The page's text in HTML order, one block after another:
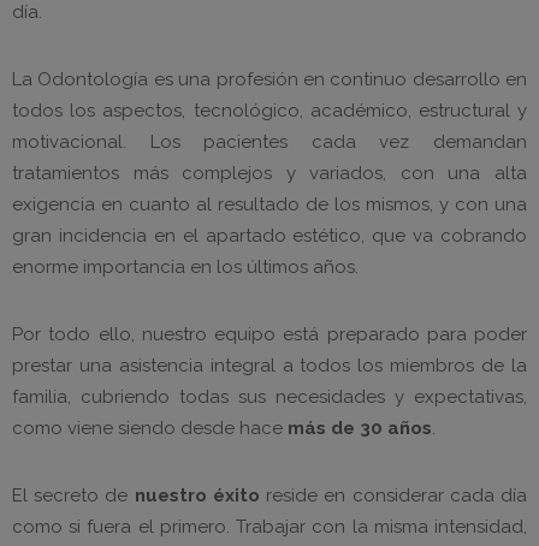
día.
La Odontología es una profesión en continuo desarrollo en
todos los aspectos, tecnológico, académico, estructural y
motivacional. Los pacientes cada vez demandan
tratamientos más complejos y variados, con una alta
exigencia en cuanto al resultado de los mismos, y con una
gran incidencia en el apartado estético, que va cobrando
enorme importancia en los últimos años.
Por todo ello, nuestro equipo está preparado para poder
prestar una asistencia integral a todos los miembros de la
familia, cubriendo todas sus necesidades y expectativas,
como viene siendo desde hace más de 30 años.
El secreto de nuestro éxito reside en considerar cada día
como si fuera el primero. Trabajar con la misma intensidad,